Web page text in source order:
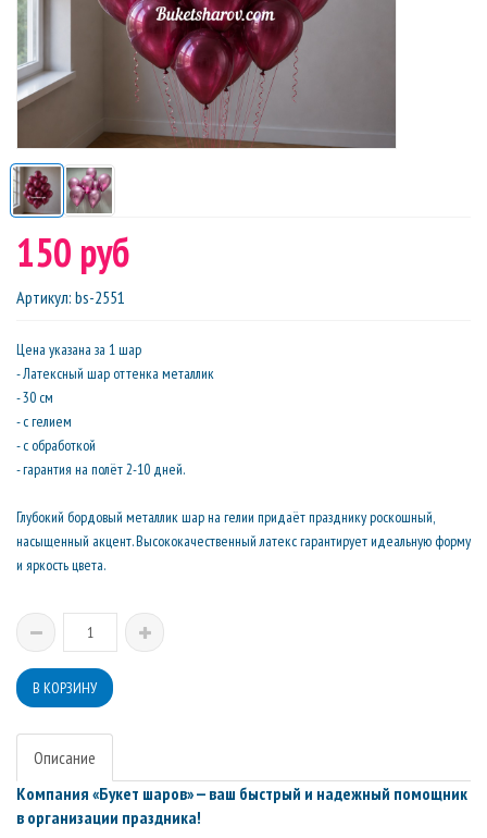
150 руб
Артикул: bs-2551
Цена указана за 1 шар
- Латексный шар оттенка металлик
- 30 см
- с гелием
- с обработкой
- гарантия на полёт 2-10 дней.
Глубокий бордовый металлик шар на гелии придаёт празднику роскошный,
насыщенный акцент. Высококачественный латекс гарантирует идеальную форму
и яркость цвета.
Описание
Компания «Букет шаров» — ваш быстрый и надежный помощник
в организации праздника!